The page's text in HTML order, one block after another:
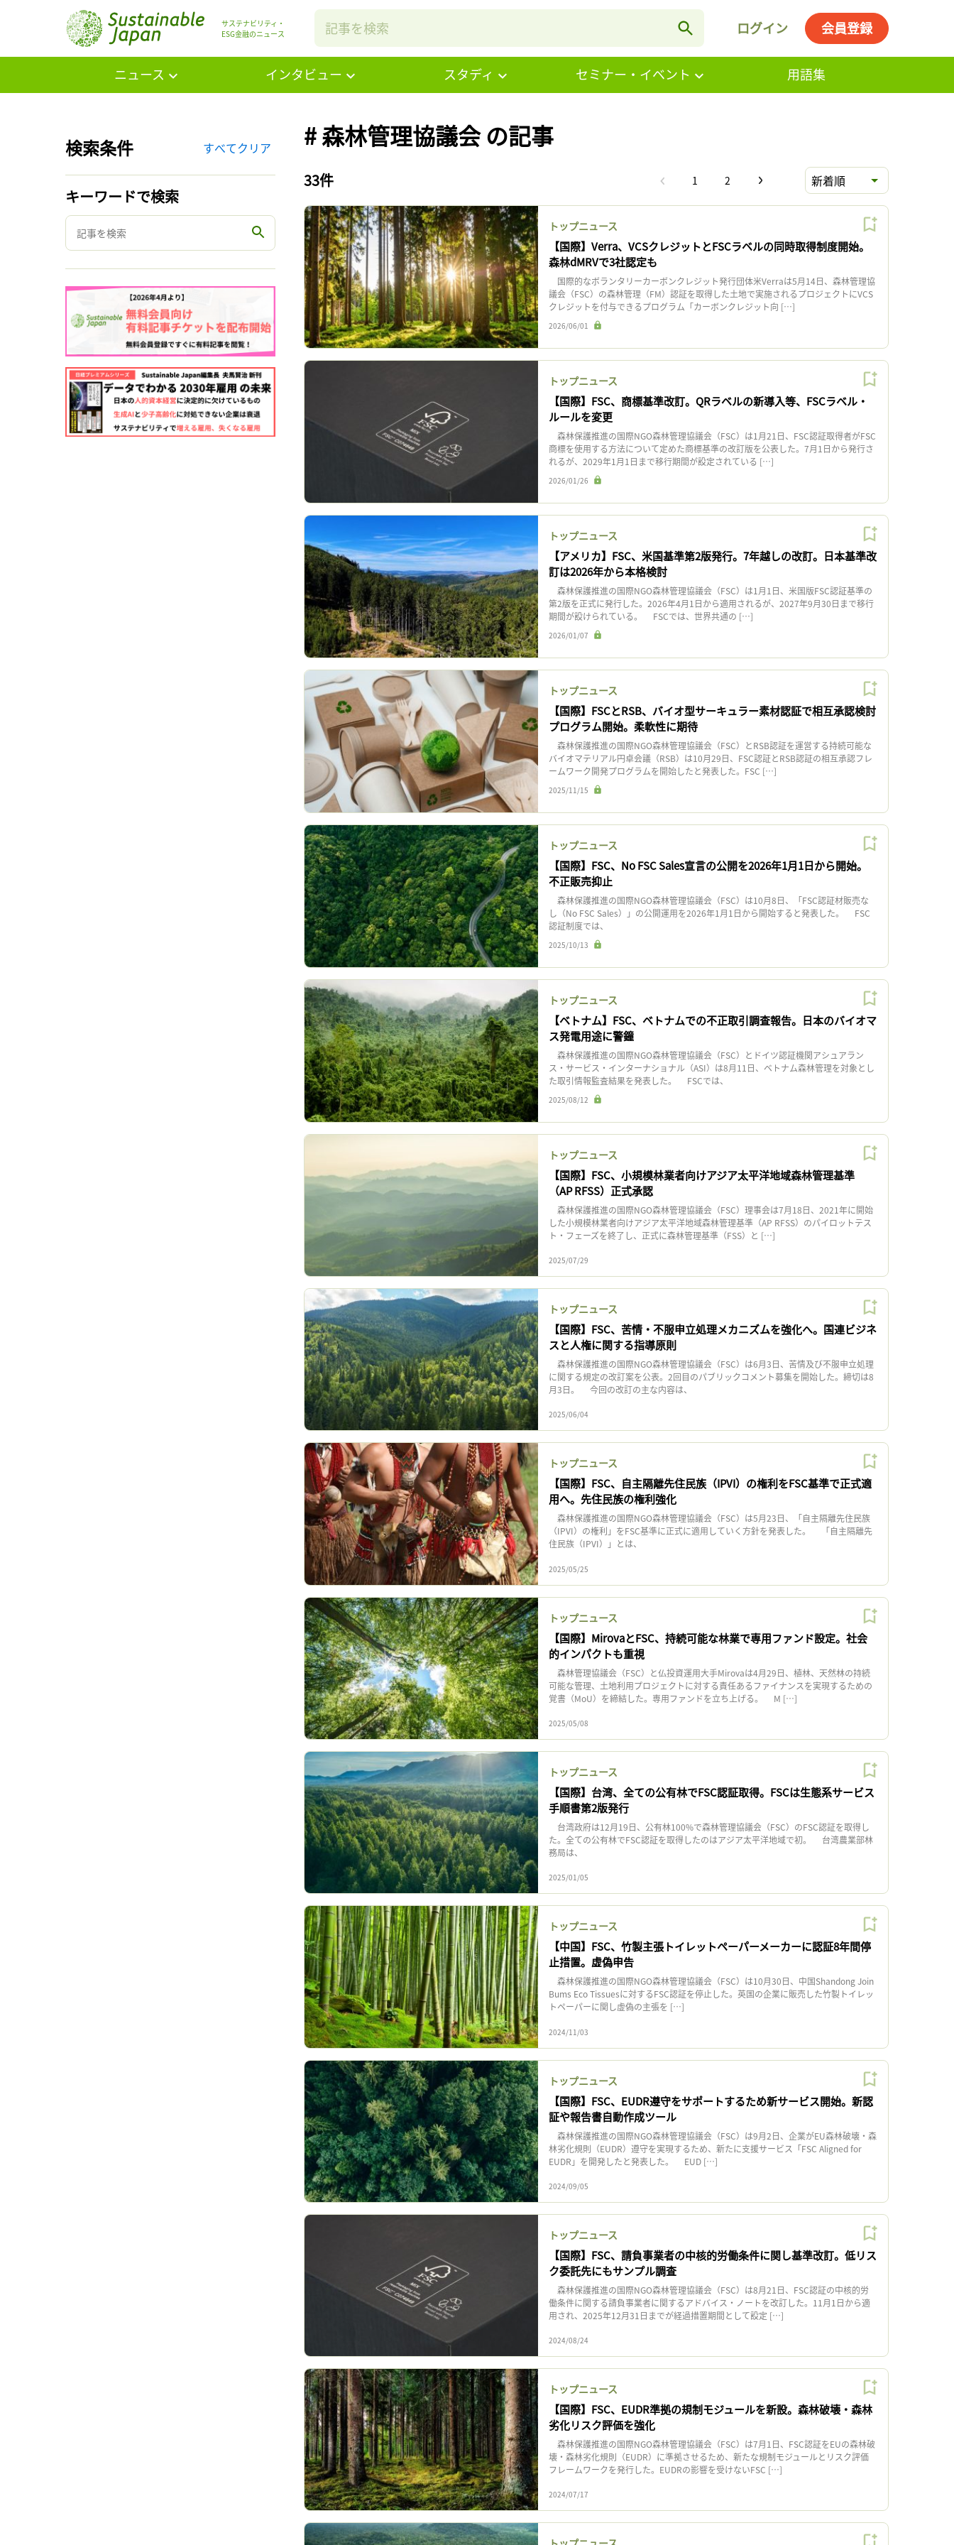
サステナビリティ・
ESG金融のニュース
ログイン 会員登録
ニュース インタビュー スタディ セミナー・イベント 用語集
検索条件 すべてクリア
キーワードで検索
# 森林管理協議会 の記事
33件 1 2 新着順
トップニュース
【国際】Verra、VCSクレジットとFSCラベルの同時取得制度開始。
森林dMRVで3社認定も
国際的なボランタリーカーボンクレジット発行団体米Verraは5月14日、森林管理協
議会（FSC）の森林管理（FM）認証を取得した土地で実施されるプロジェクトにVCS
クレジットを付与できるプログラム「カーボンクレジット向 […]
2026/06/01
トップニュース
【国際】FSC、商標基準改訂。QRラベルの新導入等、FSCラベル・
ルールを変更
森林保護推進の国際NGO森林管理協議会（FSC）は1月21日、FSC認証取得者がFSC
商標を使用する方法について定めた商標基準の改訂版を公表した。7月1日から発行さ
れるが、2029年1月1日まで移行期間が設定されている […]
2026/01/26
トップニュース
【アメリカ】FSC、米国基準第2版発行。7年越しの改訂。日本基準改
訂は2026年から本格検討
森林保護推進の国際NGO森林管理協議会（FSC）は1月1日、米国版FSC認証基準の
第2版を正式に発行した。2026年4月1日から適用されるが、2027年9月30日まで移行
期間が設けられている。 FSCでは、世界共通の […]
2026/01/07
トップニュース
【国際】FSCとRSB、バイオ型サーキュラー素材認証で相互承認検討
プログラム開始。柔軟性に期待
森林保護推進の国際NGO森林管理協議会（FSC）とRSB認証を運営する持続可能な
バイオマテリアル円卓会議（RSB）は10月29日、FSC認証とRSB認証の相互承認フレ
ームワーク開発プログラムを開始したと発表した。FSC […]
2025/11/15
トップニュース
【国際】FSC、No FSC Sales宣言の公開を2026年1月1日から開始。
不正販売抑止
森林保護推進の国際NGO森林管理協議会（FSC）は10月8日、「FSC認証材販売な
し（No FSC Sales）」の公開運用を2026年1月1日から開始すると発表した。 FSC
認証制度では、
2025/10/13
トップニュース
【ベトナム】FSC、ベトナムでの不正取引調査報告。日本のバイオマ
ス発電用途に警鐘
森林保護推進の国際NGO森林管理協議会（FSC）とドイツ認証機関アシュアラン
ス・サービス・インターナショナル（ASI）は8月11日、ベトナム森林管理を対象とし
た取引情報監査結果を発表した。 FSCでは、
2025/08/12
トップニュース
【国際】FSC、小規模林業者向けアジア太平洋地域森林管理基準
（AP RFSS）正式承認
森林保護推進の国際NGO森林管理協議会（FSC）理事会は7月18日、2021年に開始
した小規模林業者向けアジア太平洋地域森林管理基準（AP RFSS）のパイロットテス
ト・フェーズを終了し、正式に森林管理基準（FSS）と […]
2025/07/29
トップニュース
【国際】FSC、苦情・不服申立処理メカニズムを強化へ。国連ビジネ
スと人権に関する指導原則
森林保護推進の国際NGO森林管理協議会（FSC）は6月3日、苦情及び不服申立処理
に関する規定の改訂案を公表。2回目のパブリックコメント募集を開始した。締切は8
月3日。 今回の改訂の主な内容は、
2025/06/04
トップニュース
【国際】FSC、自主隔離先住民族（IPVI）の権利をFSC基準で正式適
用へ。先住民族の権利強化
森林保護推進の国際NGO森林管理協議会（FSC）は5月23日、「自主隔離先住民族
（IPVI）の権利」をFSC基準に正式に適用していく方針を発表した。 「自主隔離先
住民族（IPVI）」とは、
2025/05/25
トップニュース
【国際】MirovaとFSC、持続可能な林業で専用ファンド設定。社会
的インパクトも重視
森林管理協議会（FSC）と仏投資運用大手Mirovaは4月29日、植林、天然林の持続
可能な管理、土地利用プロジェクトに対する責任あるファイナンスを実現するための
覚書（MoU）を締結した。専用ファンドを立ち上げる。 M […]
2025/05/08
トップニュース
【国際】台湾、全ての公有林でFSC認証取得。FSCは生態系サービス
手順書第2版発行
台湾政府は12月19日、公有林100%で森林管理協議会（FSC）のFSC認証を取得し
た。全ての公有林でFSC認証を取得したのはアジア太平洋地域で初。 台湾農業部林
務局は、
2025/01/05
トップニュース
【中国】FSC、竹製主張トイレットペーパーメーカーに認証8年間停
止措置。虚偽申告
森林保護推進の国際NGO森林管理協議会（FSC）は10月30日、中国Shandong Join
Bums Eco Tissuesに対するFSC認証を停止した。英国の企業に販売した竹製トイレッ
トペーパーに関し虚偽の主張を […]
2024/11/03
トップニュース
【国際】FSC、EUDR遵守をサポートするため新サービス開始。新認
証や報告書自動作成ツール
森林保護推進の国際NGO森林管理協議会（FSC）は9月2日、企業がEU森林破壊・森
林劣化規則（EUDR）遵守を実現するため、新たに支援サービス「FSC Aligned for
EUDR」を開発したと発表した。 EUD […]
2024/09/05
トップニュース
【国際】FSC、請負事業者の中核的労働条件に関し基準改訂。低リス
ク委託先にもサンプル調査
森林保護推進の国際NGO森林管理協議会（FSC）は8月21日、FSC認証の中核的労
働条件に関する請負事業者に関するアドバイス・ノートを改訂した。11月1日から適
用され、2025年12月31日までが経過措置期間として設定 […]
2024/08/24
トップニュース
【国際】FSC、EUDR準拠の規制モジュールを新設。森林破壊・森林
劣化リスク評価を強化
森林保護推進の国際NGO森林管理協議会（FSC）は7月1日、FSC認証をEUの森林破
壊・森林劣化規則（EUDR）に準拠させるため、新たな規制モジュールとリスク評価
フレームワークを発行した。EUDRの影響を受けないFSC […]
2024/07/17
記事をお気に入りに保存するには
ログインが必要です
ログイン 会員登録